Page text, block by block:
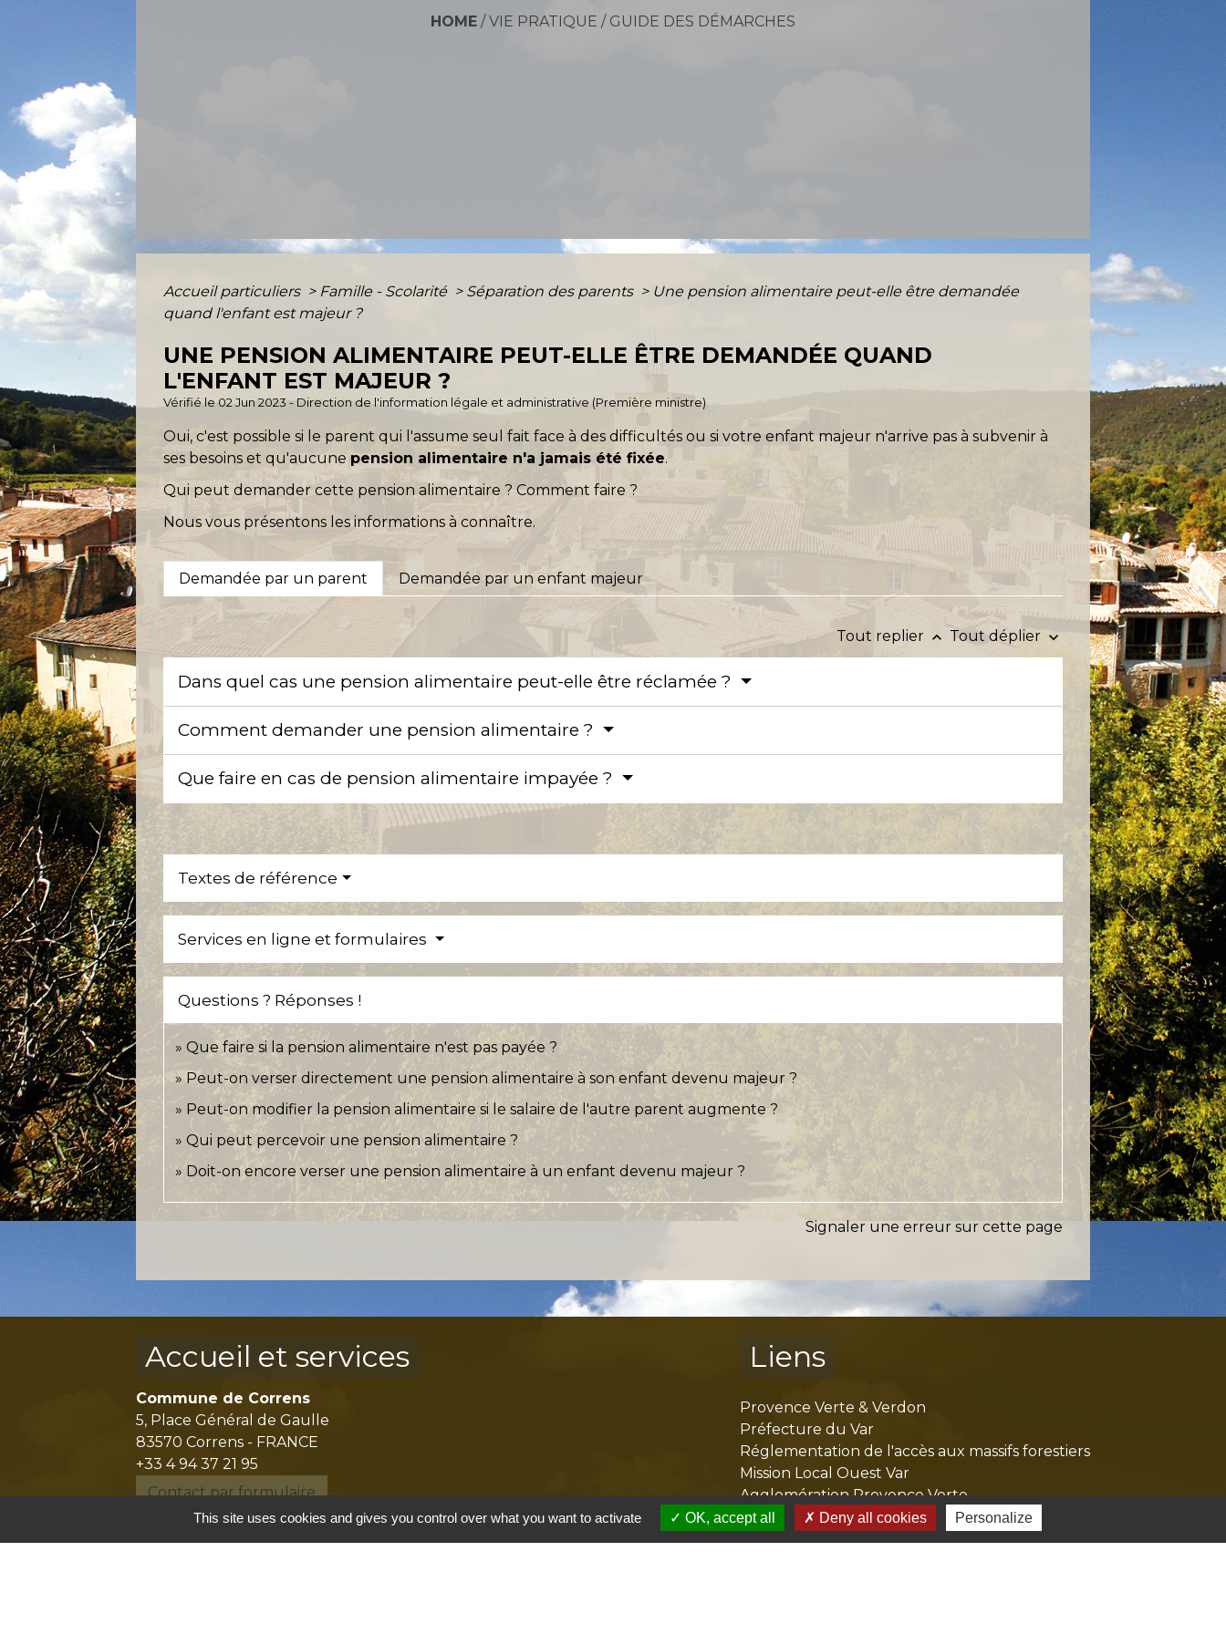
HOME /VIE PRATIQUE / GUIDE DES DÉMARCHES
Accueil particuliers > Famille - Scolarité > Séparation des parents > Une pension alimentaire peut-elle être demandée
quand l'enfant est majeur ?
UNE PENSION ALIMENTAIRE PEUT-ELLE ÊTRE DEMANDÉE QUAND
L'ENFANT EST MAJEUR ?
Vérifié le 02 Jun 2023 - Direction de l'information légale et administrative (Première ministre)
Oui, c'est possible si le parent qui l'assume seul fait face à des difficultés ou si votre enfant majeur n'arrive pas à subvenir à
ses besoins et qu'aucune pension alimentaire n'a jamais été fixée.
Qui peut demander cette pension alimentaire ? Comment faire ?
Nous vous présentons les informations à connaître.
Demandée par un parent Demandée par un enfant majeur
Tout replier keyboard_arrow_up Tout déplier keyboard_arrow_down
Dans quel cas une pension alimentaire peut-elle être réclamée ?
Comment demander une pension alimentaire ?
Que faire en cas de pension alimentaire impayée ?
Textes de référence
Services en ligne et formulaires
Questions ? Réponses !
Que faire si la pension alimentaire n'est pas payée ?
Peut-on verser directement une pension alimentaire à son enfant devenu majeur ?
Peut-on modifier la pension alimentaire si le salaire de l'autre parent augmente ?
Qui peut percevoir une pension alimentaire ?
Doit-on encore verser une pension alimentaire à un enfant devenu majeur ?
Signaler une erreur sur cette page
Accueil et services
Commune de Correns
5, Place Général de Gaulle
83570 Correns - FRANCE
+33 4 94 37 21 95
Contact par formulaire
Liens
Provence Verte & Verdon
Préfecture du Var
Réglementation de l'accès aux massifs forestiers
Mission Local Ouest Var
Agglomération Provence Verte
This site uses cookies and gives you control over what you want to activate OK, accept all Deny all cookies Personalize